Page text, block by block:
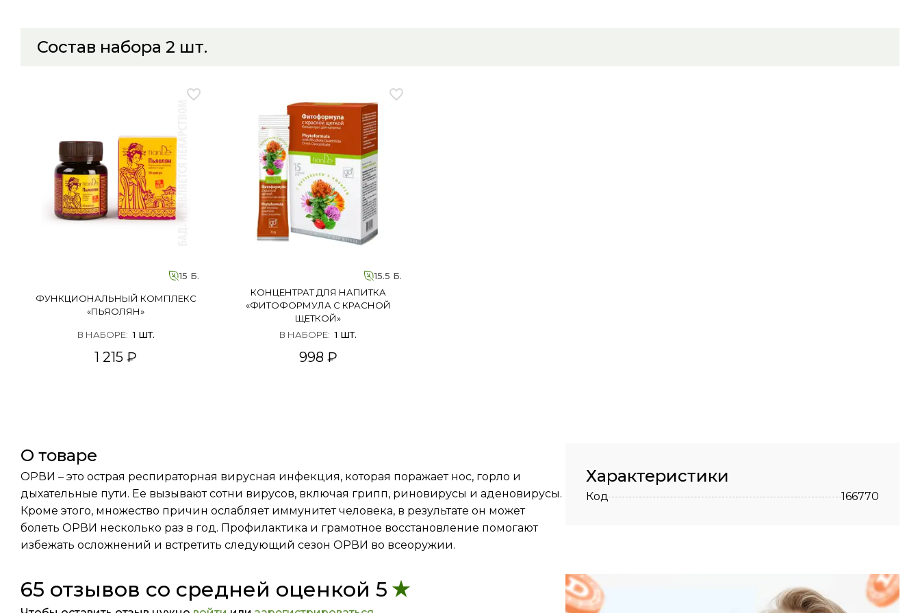
Состав набора 2 шт.
15 Б.
ФУНКЦИОНАЛЬНЫЙ КОМПЛЕКС
«ПЬЯОЛЯН»
В НАБОРЕ: 1 ШТ.
1 215 ₽
15.5 Б.
КОНЦЕНТРАТ ДЛЯ НАПИТКА
«ФИТОФОРМУЛА С КРАСНОЙ
ЩЕТКОЙ»
В НАБОРЕ: 1 ШТ.
998 ₽
о товаре
ОРВИ – это острая респираторная вирусная инфекция, которая поражает нос, горло и
дыхательные пути. Ее вызывают сотни вирусов, включая грипп, риновирусы и аденовирусы.
Кроме этого, множество причин ослабляет иммунитет человека, в результате он может
болеть ОРВИ несколько раз в год. Профилактика и грамотное восстановление помогают
избежать осложнений и встретить следующий сезон ОРВИ во всеоружии.
Характеристики
Код 166770
65 отзывов со средней оценкой 5